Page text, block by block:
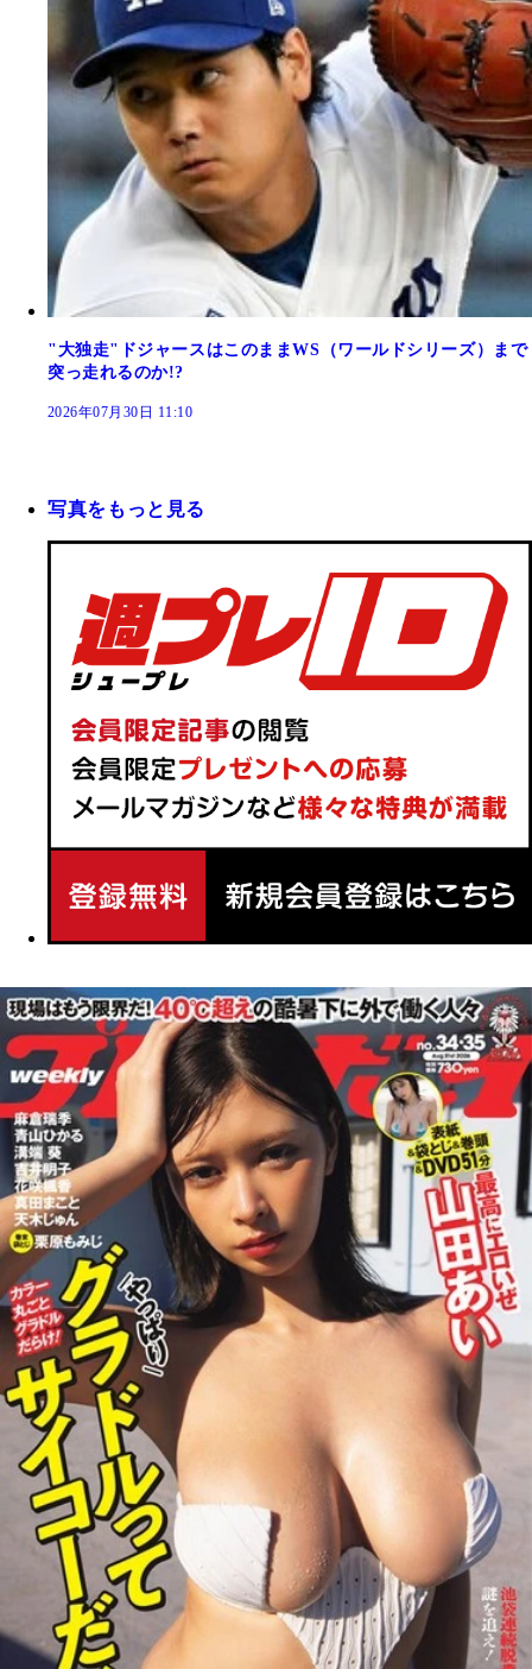
"大独走"ドジャースはこのままWS（ワールドシリーズ）まで
突っ走れるのか!?
2026年07月30日 11:10
写真をもっと見る